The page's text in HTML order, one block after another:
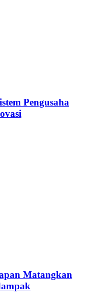
Pengusaha
Matangkan